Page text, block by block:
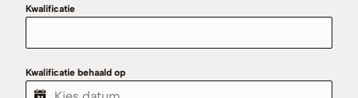
Kwalificatie
Kwalificatie behaald op